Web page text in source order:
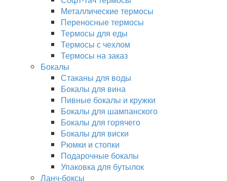
Металлические термосы
Переносные термосы
Термосы для еды
Термосы с чехлом
Термосы на заказ
Бокалы
Стаканы для воды
Бокалы для вина
Пивные бокалы и кружки
Бокалы для шампанского
Бокалы для горячего
Бокалы для виски
Рюмки и стопки
Подарочные бокалы
Упаковка для бутылок
Ланч-боксы